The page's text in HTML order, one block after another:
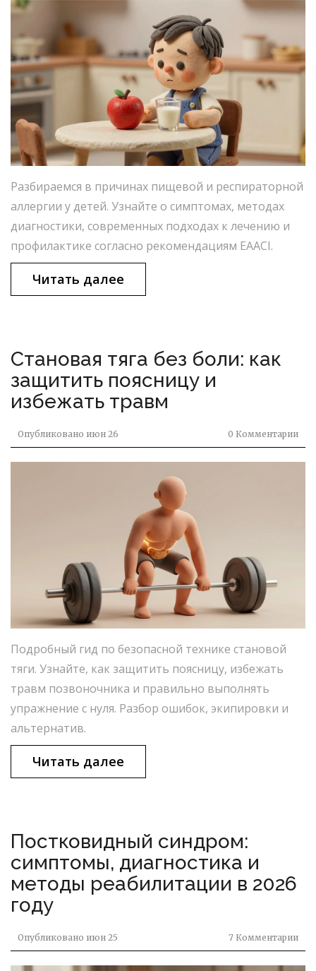
Разбираемся в причинах пищевой и респираторной
аллергии у детей. Узнайте о симптомах, методах
диагностики, современных подходах к лечению и
профилактике согласно рекомендациям EAACI.
Читать далее
Становая тяга без боли: как
защитить поясницу и
избежать травм
Опубликовано июн 26 0 Комментарии
Подробный гид по безопасной технике становой
тяги. Узнайте, как защитить поясницу, избежать
травм позвоночника и правильно выполнять
упражнение с нуля. Разбор ошибок, экипировки и
альтернатив.
Читать далее
Постковидный синдром:
симптомы, диагностика и
методы реабилитации в 2026
году
Опубликовано июн 25 7 Комментарии